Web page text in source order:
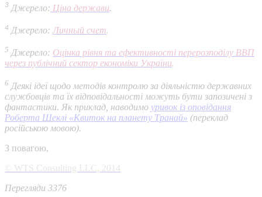
3 Джерело: Ціна держави.
4 Джерело: Личный счет.
5 Джерело: Оцінка рівня та ефективності перерозподілу ВВП
через публічний сектор економіки України.
6 Деякі ідеї щодо методів контролю за діяльністю державних
службовців та їх відповідальності можуть бути запозичені з
фантастики. Як приклад, наводимо уривок із оповідання
Роберта Шеклі «Квиток на планету Транай» (переклад
російською мовою).
З повагою,
© WTS Consulting LLC, 2014
Перегляди 3376